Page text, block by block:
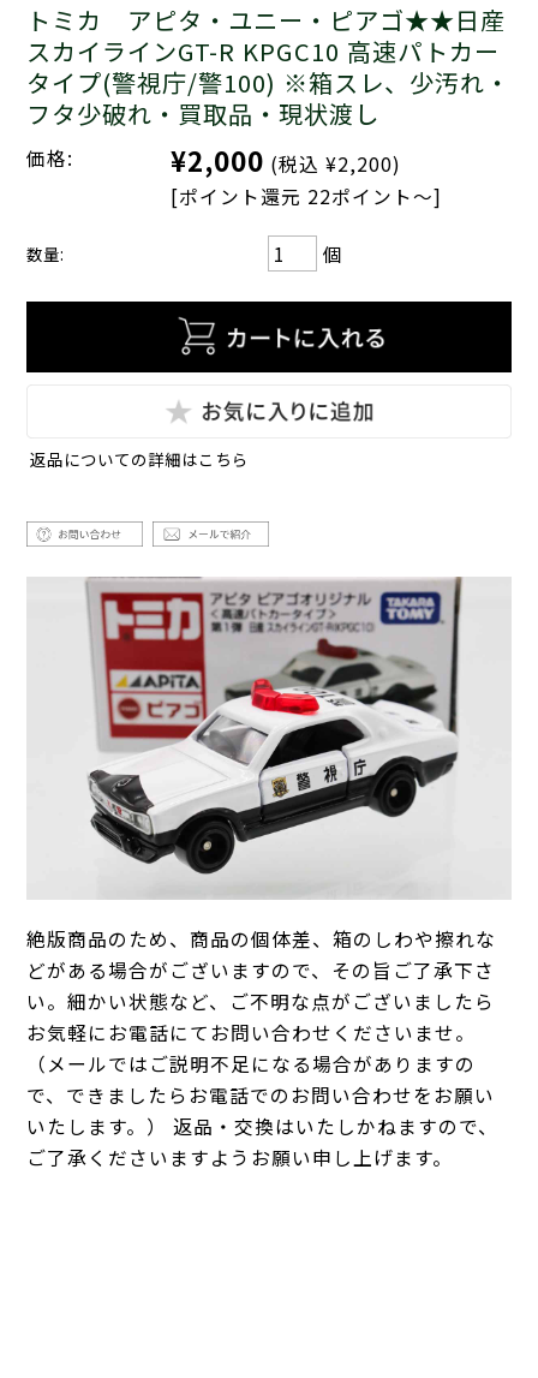
トミカ アピタ・ユニー・ピアゴ★★日産
スカイラインGT-R KPGC10 高速パトカー
タイプ(警視庁/警100) ※箱スレ、少汚れ・
フタ少破れ・買取品・現状渡し
価格: ¥2,000 (税込 ¥2,200)
[ポイント還元 22ポイント～]
数量: 個
返品についての詳細はこちら
絶版商品のため、商品の個体差、箱のしわや擦れな
どがある場合がございますので、その旨ご了承下さ
い。細かい状態など、ご不明な点がございましたら
お気軽にお電話にてお問い合わせくださいませ。
（メールではご説明不足になる場合がありますの
で、できましたらお電話でのお問い合わせをお願い
いたします。） 返品・交換はいたしかねますので、
ご了承くださいますようお願い申し上げます。